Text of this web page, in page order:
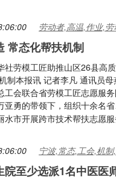
劳动者,高温,作业,
常态化帮扶机制
社劳模工匠助推山区26县高
制本报讯 记者李凡 通讯员
工会联合省劳模工匠志愿服务
亚勇的带领下，组织十余名
水市开展跨市技术帮扶志愿
宁波,常态,工会,机
院至少选派1名中医医